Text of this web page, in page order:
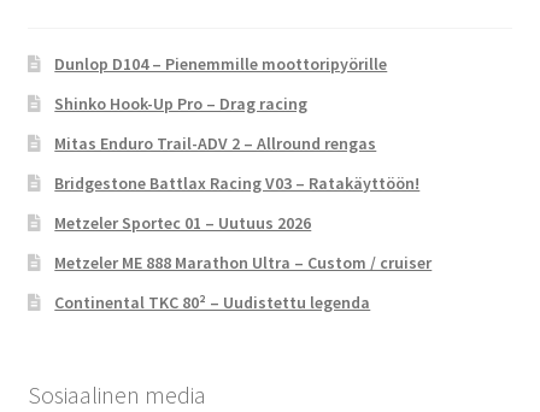
Dunlop D104 – Pienemmille moottoripyörille
Shinko Hook-Up Pro – Drag racing
Mitas Enduro Trail-ADV 2 – Allround rengas
Bridgestone Battlax Racing V03 – Ratakäyttöön!
Metzeler Sportec 01 – Uutuus 2026
Metzeler ME 888 Marathon Ultra – Custom / cruiser
Continental TKC 80² – Uudistettu legenda
Sosiaalinen media